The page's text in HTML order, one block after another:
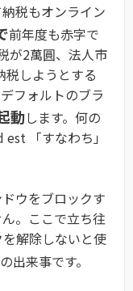
税もオンライン
前年度も赤字で
が2萬圓、法人市
税しようとする
フォルトのブラ
動します。何の
「すなわち」
ウをブロックす
。ここで立ち往
解除しないと使
出来事です。